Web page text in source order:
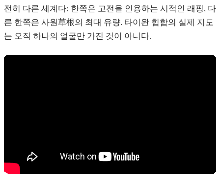
전히 다른 세계다: 한쪽은 고전을 인용하는 시적인 래핑, 다
른 한쪽은 사원草根의 최대 유량. 타이완 힙합의 실제 지도
는 오직 하나의 얼굴만 가진 것이 아니다.